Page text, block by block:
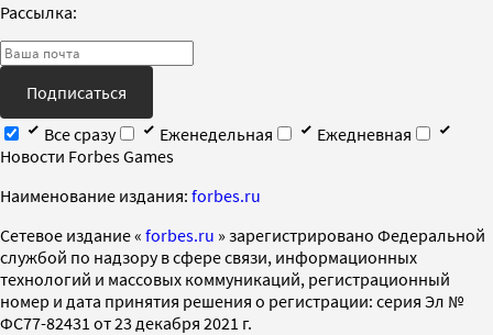
Рассылка:
Подписаться
Все сразу
Еженедельная
Ежедневная
Новости Forbes Games
Наименование издания: forbes.ru
Cетевое издание « forbes.ru » зарегистрировано Федеральной
службой по надзору в сфере связи, информационных
технологий и массовых коммуникаций, регистрационный
номер и дата принятия решения о регистрации: серия Эл №
ФС77-82431 от 23 декабря 2021 г.